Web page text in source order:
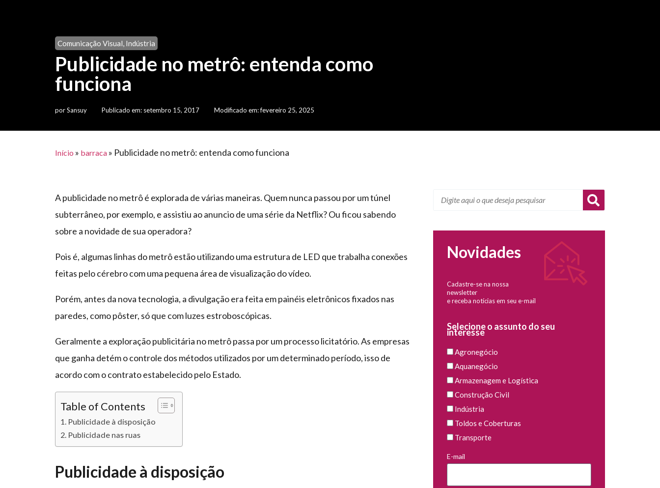
Comunicação Visual, Indústria
Publicidade no metrô: entenda como
funciona
porSansuy Publicado em: setembro 15, 2017 Modificado em: fevereiro 25, 2025
Início » barraca » Publicidade no metrô: entenda como funciona
A publicidade no metrô é explorada de várias maneiras. Quem nunca passou por um túnel
subterrâneo, por exemplo, e assistiu ao anuncio de uma série da Netflix? Ou ficou sabendo
sobre a novidade de sua operadora?
Pois é, algumas linhas do metrô estão utilizando uma estrutura de LED que trabalha conexões
feitas pelo cérebro com uma pequena área de visualização do vídeo.
Porém, antes da nova tecnologia, a divulgação era feita em painéis eletrônicos fixados nas
paredes, como pôster, só que com luzes estroboscópicas.
Geralmente a exploração publicitária no metrô passa por um processo licitatório. As empresas
que ganha detém o controle dos métodos utilizados por um determinado período, isso de
acordo com o contrato estabelecido pelo Estado.
Table of Contents
Publicidade à disposição
Publicidade nas ruas
Publicidade à disposição
Novidades
Cadastre-se na nossa
newsletter
e receba notícias em seu e-mail
Selecione o assunto do seu
interesse
Agronegócio
Aquanegócio
Armazenagem e Logística
Construção Civil
Indústria
Toldos e Coberturas
Transporte
E-mail